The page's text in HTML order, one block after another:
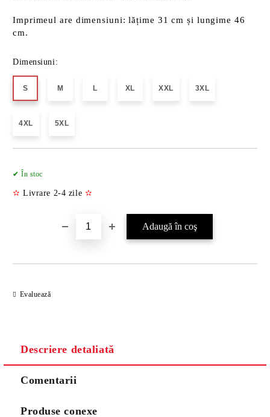
Imprimeul are dimensiuni: lățime 31 cm și lungime 46
cm.
Dimensiuni:
S M L XL XXL 3XL
4XL 5XL
✔ În stoc
✫ Livrare 2-4 zile ✫
Evaluează
Descriere detaliată
Comentarii
Produse conexe